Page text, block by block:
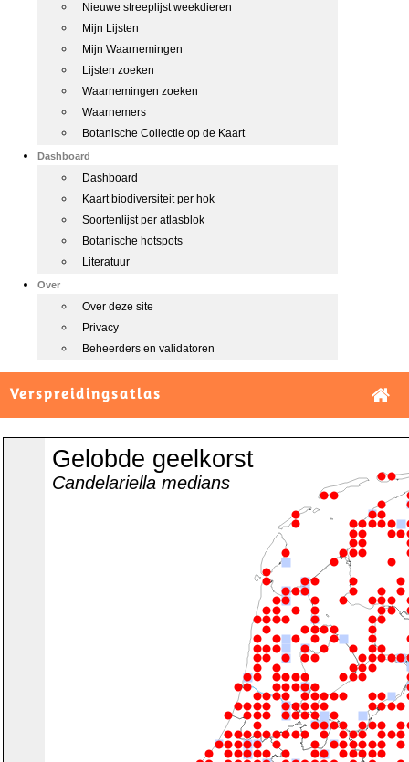
Nieuwe streeplijst weekdieren
Mijn Lijsten
Mijn Waarnemingen
Lijsten zoeken
Waarnemingen zoeken
Waarnemers
Botanische Collectie op de Kaart
Dashboard
Dashboard
Kaart biodiversiteit per hok
Soortenlijst per atlasblok
Botanische hotspots
Literatuur
Over
Over deze site
Privacy
Beheerders en validatoren
Verspreidingsatlas